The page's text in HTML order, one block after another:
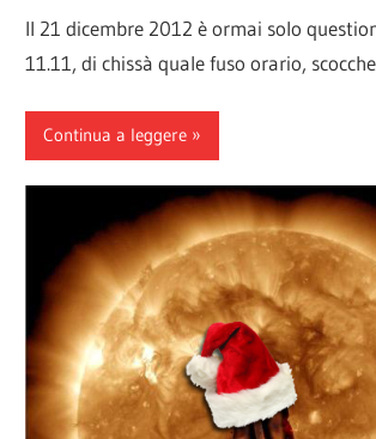
Il 21 dicembre 2012 è ormai solo
11.11, di chissà quale fuso orario,
Continua a leggere